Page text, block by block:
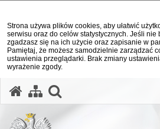
Strona używa plików cookies, aby ułatwić
serwisu oraz do celów statystycznych. Jeśli nie
zgadzasz się na ich użycie oraz zapisanie w
Pamiętaj, że możesz samodzielnie zarządzać
ustawienia przeglądarki. Brak zmiany
wyrażenie zgody.